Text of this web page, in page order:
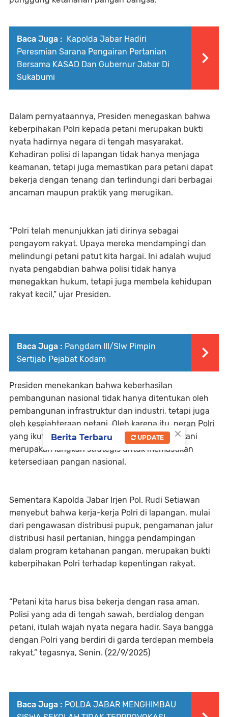
Baca Juga : Kapolda Jabar Hadiri
Peresmian Sarana Pengairan Pertanian
Bersama KASAD Dan Gubernur Jabar Di
Sukabumi
Dalam pernyataannya, Presiden menegaskan bahwa
keberpihakan Polri kepada petani merupakan bukti
nyata hadirnya negara di tengah masyarakat.
Kehadiran polisi di lapangan tidak hanya menjaga
keamanan, tetapi juga memastikan para petani dapat
bekerja dengan tenang dan terlindungi dari berbagai
ancaman maupun praktik yang merugikan.
“Polri telah menunjukkan jati dirinya sebagai
pengayom rakyat. Upaya mereka mendampingi dan
melindungi petani patut kita hargai. Ini adalah wujud
nyata pengabdian bahwa polisi tidak hanya
menegakkan hukum, tetapi juga membela kehidupan
rakyat kecil,” ujar Presiden.
Baca Juga : Pangdam III/Slw Pimpin
Sertijab Pejabat Kodam
Presiden menekankan bahwa keberhasilan
pembangunan nasional tidak hanya ditentukan oleh
pembangunan infrastruktur dan industri, tetapi juga
oleh kesejahteraan petani. Oleh karena itu, peran Polri
yang ikut menjaga dan mendampingi para petani
merupakan langkah strategis untuk memastikan
ketersediaan pangan nasional.
Sementara Kapolda Jabar Irjen Pol. Rudi Setiawan
menyebut bahwa kerja-kerja Polri di lapangan, mulai
dari pengawasan distribusi pupuk, pengamanan jalur
distribusi hasil pertanian, hingga pendampingan
dalam program ketahanan pangan, merupakan bukti
keberpihakan Polri terhadap kepentingan rakyat.
“Petani kita harus bisa bekerja dengan rasa aman.
Polisi yang ada di tengah sawah, berdialog dengan
petani, itulah wajah nyata negara hadir. Saya bangga
dengan Polri yang berdiri di garda terdepan membela
rakyat,” tegasnya, Senin. (22/9/2025)
Baca Juga : POLDA JABAR MENGHIMBAU
×
Berita Terbaru UPDATE